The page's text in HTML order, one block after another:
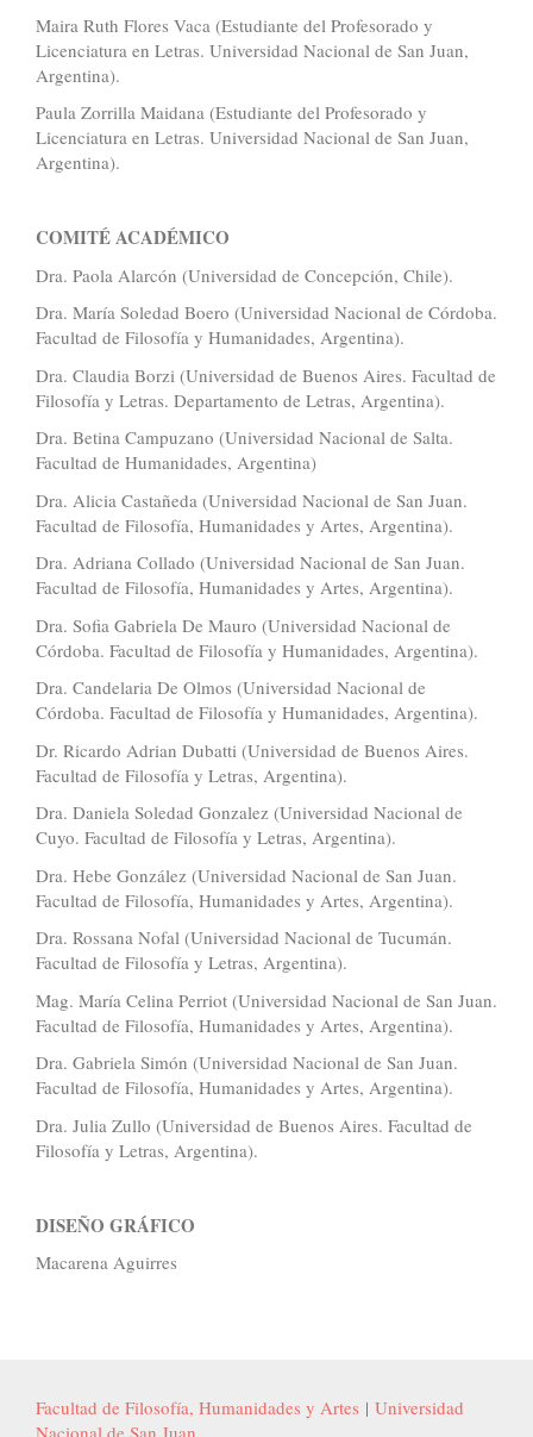
Maira Ruth Flores Vaca (Estudiante del Profesorado y
Licenciatura en Letras. Universidad Nacional de San Juan,
Argentina).
Paula Zorrilla Maidana (Estudiante del Profesorado y
Licenciatura en Letras. Universidad Nacional de San Juan,
Argentina).
COMITÉ ACADÉMICO
Dra. Paola Alarcón (Universidad de Concepción, Chile).
Dra. María Soledad Boero (Universidad Nacional de Córdoba.
Facultad de Filosofía y Humanidades, Argentina).
Dra. Claudia Borzi (Universidad de Buenos Aires. Facultad de
Filosofía y Letras. Departamento de Letras, Argentina).
Dra. Betina Campuzano (Universidad Nacional de Salta.
Facultad de Humanidades, Argentina)
Dra. Alicia Castañeda (Universidad Nacional de San Juan.
Facultad de Filosofía, Humanidades y Artes, Argentina).
Dra. Adriana Collado (Universidad Nacional de San Juan.
Facultad de Filosofía, Humanidades y Artes, Argentina).
Dra. Sofia Gabriela De Mauro (Universidad Nacional de
Córdoba. Facultad de Filosofía y Humanidades, Argentina).
Dra. Candelaria De Olmos (Universidad Nacional de
Córdoba. Facultad de Filosofía y Humanidades, Argentina).
Dr. Ricardo Adrian Dubatti (Universidad de Buenos Aires.
Facultad de Filosofía y Letras, Argentina).
Dra. Daniela Soledad Gonzalez (Universidad Nacional de
Cuyo. Facultad de Filosofía y Letras, Argentina).
Dra. Hebe González (Universidad Nacional de San Juan.
Facultad de Filosofía, Humanidades y Artes, Argentina).
Dra. Rossana Nofal (Universidad Nacional de Tucumán.
Facultad de Filosofía y Letras, Argentina).
Mag. María Celina Perriot (Universidad Nacional de San Juan.
Facultad de Filosofía, Humanidades y Artes, Argentina).
Dra. Gabriela Simón (Universidad Nacional de San Juan.
Facultad de Filosofía, Humanidades y Artes, Argentina).
Dra. Julia Zullo (Universidad de Buenos Aires. Facultad de
Filosofía y Letras, Argentina).
DISEÑO GRÁFICO
Macarena Aguirres
Facultad de Filosofía, Humanidades y Artes | Universidad
Nacional de San Juan